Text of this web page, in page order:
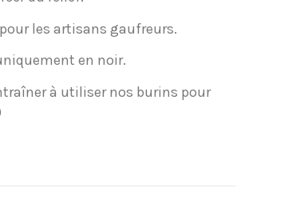
les artisans gaufreurs.
en noir.
à utiliser nos burins pour